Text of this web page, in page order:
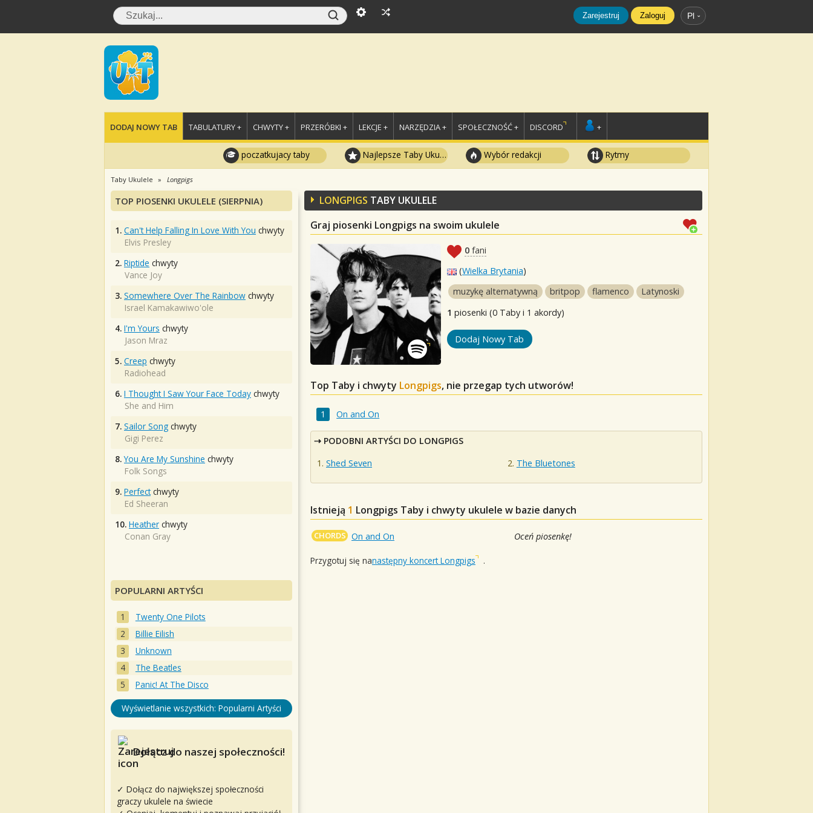
Zarejestruj Zaloguj Pl
DODAJ NOWY TAB TABULATURY + CHWYTY + PRZERÓBKI + LEKCJE + NARZĘDZIA + SPOŁECZNOŚĆ + DISCORD +
poczatkujacy taby Najlepsze Taby Ukulele Wybór redakcji Rytmy
Taby Ukulele Longpigs
LONGPIGS TABY UKULELE
Graj piosenki Longpigs na swoim ukulele
0 fani
(Wielka Brytania)
muzykę alternatywną
britpop flamenco
Latynoski
1 piosenki (0 Taby i 1 akordy)
Dodaj Nowy Tab
Top Taby i chwyty Longpigs, nie przegap tych utworów!
On and On
PODOBNI ARTYŚCI DO LONGPIGS
Shed Seven
The Bluetones
Istnieją 1 Longpigs Taby i chwyty ukulele w bazie danych
CHORDS On and On Oceń piosenkę!
Przygotuj się nanastępny koncert Longpigs .
TOP PIOSENKI UKULELE (SIERPNIA)
1. Can't Help Falling In Love With You chwyty
Elvis Presley
2. Riptide chwyty
Vance Joy
3. Somewhere Over The Rainbow chwyty
Israel Kamakawiwo'ole
4. I'm Yours chwyty
Jason Mraz
5. Creep chwyty
Radiohead
6. I Thought I Saw Your Face Today chwyty
She and Him
7. Sailor Song chwyty
Gigi Perez
8. You Are My Sunshine chwyty
Folk Songs
9. Perfectchwyty
Ed Sheeran
10. Heather chwyty
Conan Gray
POPULARNI ARTYŚCI
Twenty One Pilots
Billie Eilish
Unknown
The Beatles
Panic! At The Disco
Wyświetlanie wszystkich: Popularni Artyści
Dołącz do naszej społeczności!
✓ Dołącz do największej społeczności
graczy ukulele na świecie